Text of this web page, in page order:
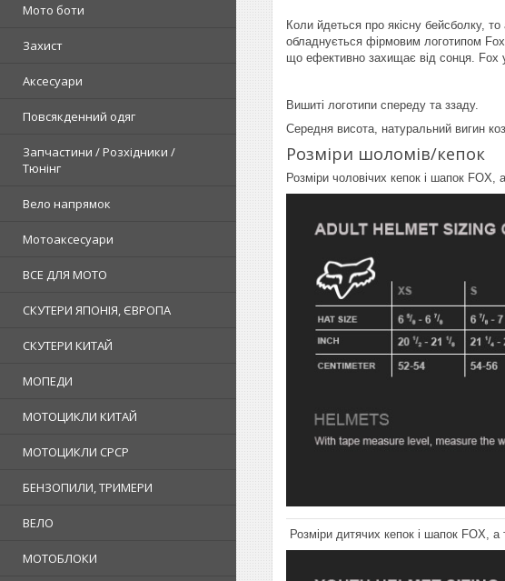
Мото боти
Захист
Аксесуари
Повсякденний одяг
Запчастини / Розхідники /
Тюнінг
Вело напрямок
Мотоаксесуари
ВСЕ ДЛЯ МОТО
СКУТЕРИ ЯПОНІЯ, ЄВРОПА
СКУТЕРИ КИТАЙ
МОПЕДИ
МОТОЦИКЛИ КИТАЙ
МОТОЦИКЛИ СРСР
БЕНЗОПИЛИ, ТРИМЕРИ
ВЕЛО
МОТОБЛОКИ
Коли йдеться про якісну бейсболку,
обладнується фірмовим логотипом
що ефективно захищає від сонця. Fox
Вишиті логотипи спереду та ззаду.
Середня висота, натуральний вигин
Розміри шоломів/кепок
Розміри чоловічих кепок і шапок
Розміри дитячих кепок і шапок FOX,